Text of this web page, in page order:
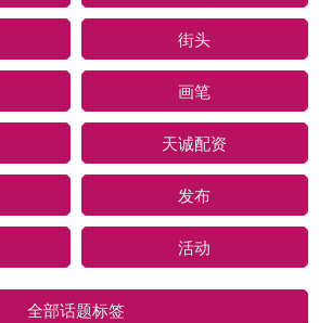
街头
画笔
天诚配资
发布
活动
全部话题标签